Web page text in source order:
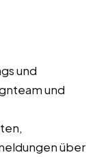
und
und
über